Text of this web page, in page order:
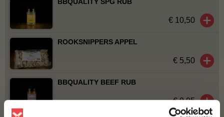
€ 10,50
ROOKSNIPPERS APPEL
€ 5,50
BBQUALITY BEEF RUB
€ 9,95